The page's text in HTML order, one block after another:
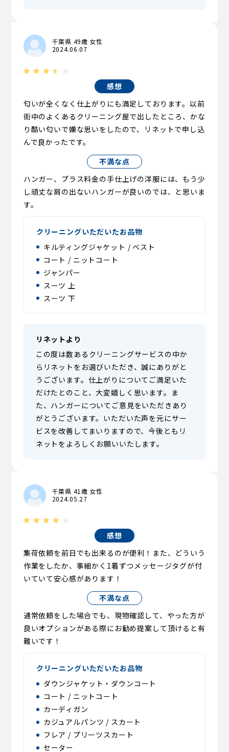
千葉県 49歳 女性
2024.06.07
感想
匂いが全くなく仕上がりにも満足しております。以前
街中のよくあるクリーニング屋で出したところ、かな
り酷い匂いで嫌な思いをしたので、リネットで申し込
んで良かったです。
不満な点
ハンガー、プラス料金の手仕上げの洋服には、もう少
し頑丈な肩の出ないハンガーが良いのでは、と思いま
す。
クリーニングいただいたお品物
キルティングジャケット / ベスト
コート / ニットコート
ジャンパー
スーツ 上
スーツ 下
リネットより
この度は数あるクリーニングサービスの中か
らリネットをお選びいただき、誠にありがと
うございます。仕上がりについてご満足いた
だけたとのこと、大変嬉しく思います。ま
た、ハンガーについてご意見をいただきあり
がとうございます。いただいた声を元にサー
ビスを改善してまいりますので、今後ともリ
ネットをよろしくお願いいたします。
千葉県 41歳 女性
2024.05.27
感想
集荷依頼を前日でも出来るのが便利！また、どういう
作業をしたか、事細かく1着ずつメッセージタグが付
いていて安心感があります！
不満な点
通常依頼をした場合でも、現物確認して、やった方が
良いオプションがある際にお勧め提案して頂けると有
難いです！
クリーニングいただいたお品物
ダウンジャケット・ダウンコート
コート / ニットコート
カーディガン
カジュアルパンツ / スカート
フレア / プリーツスカート
セーター